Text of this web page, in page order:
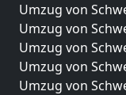
Umzug von
Umzug von
Umzug von
Umzug von
Umzug von